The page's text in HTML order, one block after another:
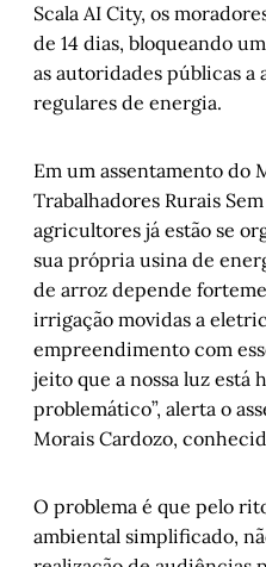
Scala AI City, os
de 14 dias, bloqueando
as autoridades públicas a
regulares de energia.
Em um assentamento do
Trabalhadores Rurais
agricultores já estão se
sua própria usina de
de arroz depende
irrigação movidas a
empreendimento com
jeito que a nossa luz está
problemático”, alerta o
Morais Cardozo,
O problema é que pelo
ambiental simplificado,